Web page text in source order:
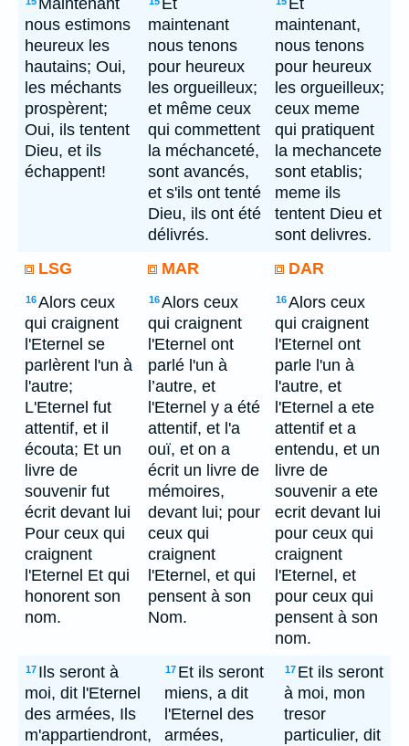
Maintenant
nous estimons
heureux les
hautains; Oui,
les méchants
prospèrent;
Oui, ils tentent
Dieu, et ils
échappent!
Et
maintenant
nous tenons
pour heureux
les orgueilleux;
et même ceux
qui commettent
la méchanceté,
sont avancés,
et s'ils ont tenté
Dieu, ils ont été
délivrés.
Et
maintenant,
nous tenons
pour heureux
les orgueilleux;
ceux meme
qui pratiquent
la mechancete
sont etablis;
meme ils
tentent Dieu et
sont delivres.
LSG
MAR DAR
16Alors ceux
qui craignent
l'Eternel se
parlèrent l'un à
l'autre;
L'Eternel fut
attentif, et il
écouta; Et un
livre de
souvenir fut
écrit devant lui
Pour ceux qui
craignent
l'Eternel Et qui
honorent son
nom.
16Alors ceux
qui craignent
l'Eternel ont
parlé l'un à
l’autre, et
l'Eternel y a été
attentif, et l'a
ouï, et on a
écrit un livre de
mémoires,
devant lui; pour
ceux qui
craignent
l'Eternel, et qui
pensent à son
Nom.
16Alors ceux
qui craignent
l'Eternel ont
parle l'un à
l'autre, et
l'Eternel a ete
attentif et a
entendu, et un
livre de
souvenir a ete
ecrit devant lui
pour ceux qui
craignent
l'Eternel, et
pour ceux qui
pensent à son
nom.
17 Ils seront à
moi, dit l'Eternel
des armées, Ils
m'appartiendront,
17 Et ils seront
miens, a dit
l'Eternel des
armées,
17 Et ils seront
à moi, mon
tresor
particulier, dit